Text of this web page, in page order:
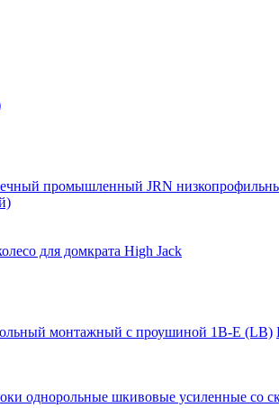
промышленный JRN
для домкрата High Jack
монтажный с проушиной 1B-E (LB)
однорольные шкивовые усиленные со